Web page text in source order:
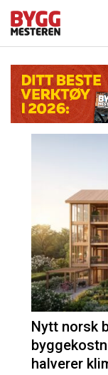
Nytt norsk
halverer